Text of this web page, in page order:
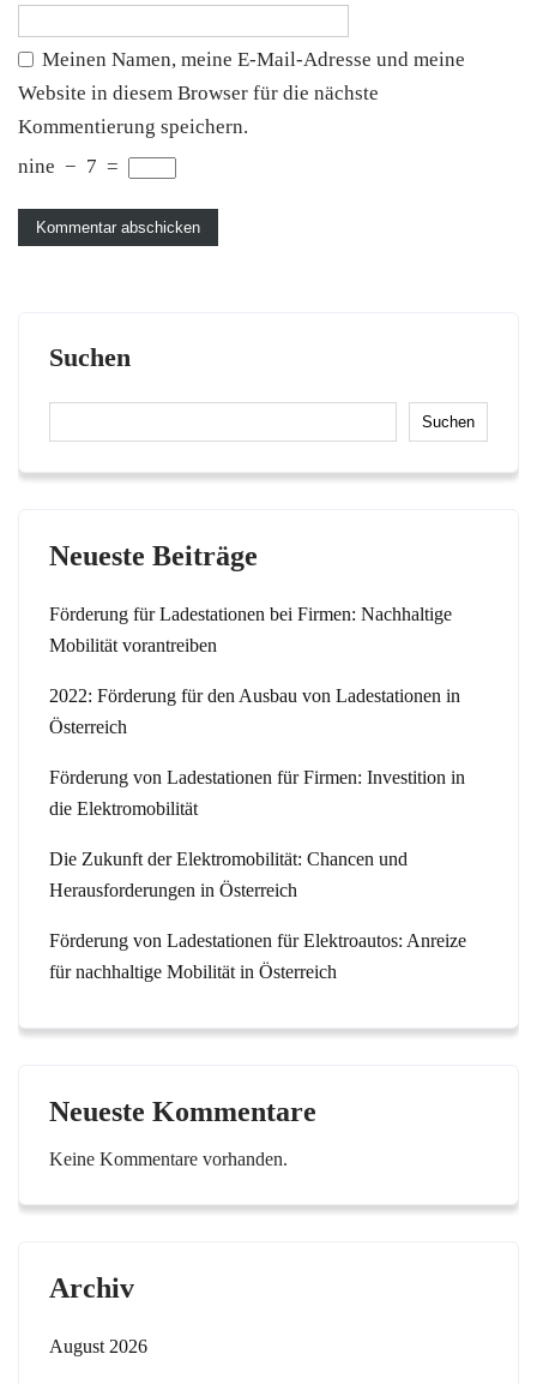
Meinen Namen, meine E-Mail-Adresse und meine
Website in diesem Browser für die nächste
Kommentierung speichern.
nine − 7 =
Suchen
Suchen
Neueste Beiträge
Förderung für Ladestationen bei Firmen: Nachhaltige
Mobilität vorantreiben
2022: Förderung für den Ausbau von Ladestationen in
Österreich
Förderung von Ladestationen für Firmen: Investition in
die Elektromobilität
Die Zukunft der Elektromobilität: Chancen und
Herausforderungen in Österreich
Förderung von Ladestationen für Elektroautos: Anreize
für nachhaltige Mobilität in Österreich
Neueste Kommentare
Keine Kommentare vorhanden.
Archiv
August 2026